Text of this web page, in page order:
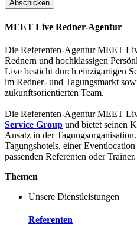
MEET Live Redner-Agentur
Die Referenten-Agentur MEET
Rednern und hochklassigen
Live besticht durch einzigartigen
im Redner- und Tagungsmarkt
zukunftsorientierten Team.
Die Referenten-Agentur MEET
Service Group und bietet seinen
Ansatz in der
Tagungshotels, einer
passenden Referenten oder Trainer.
Themen
Unsere Dienstleistungen
Referenten